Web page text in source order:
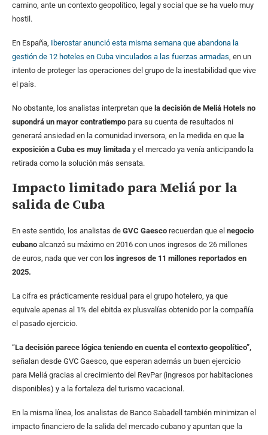
camino, ante un contexto geopolítico, legal y social que se ha vuelo muy
hostil.
En España, Iberostar anunció esta misma semana que abandona la
gestión de 12 hoteles en Cuba vinculados a las fuerzas armadas, en un
intento de proteger las operaciones del grupo de la inestabilidad que vive
el país.
No obstante, los analistas interpretan que la decisión de Meliá Hotels no
supondrá un mayor contratiempo para su cuenta de resultados ni
generará ansiedad en la comunidad inversora, en la medida en que la
exposición a Cuba es muy limitada y el mercado ya venía anticipando la
retirada como la solución más sensata.
Impacto limitado para Meliá por la
salida de Cuba
En este sentido, los analistas de GVC Gaesco recuerdan que el negocio
cubano alcanzó su máximo en 2016 con unos ingresos de 26 millones
de euros, nada que ver con los ingresos de 11 millones reportados en
2025.
La cifra es prácticamente residual para el grupo hotelero, ya que
equivale apenas al 1% del ebitda ex plusvalías obtenido por la compañía
el pasado ejercicio.
“La decisión parece lógica teniendo en cuenta el contexto geopolítico”,
señalan desde GVC Gaesco, que esperan además un buen ejercicio
para Meliá gracias al crecimiento del RevPar (ingresos por habitaciones
disponibles) y a la fortaleza del turismo vacacional.
En la misma línea, los analistas de Banco Sabadell también minimizan el
impacto financiero de la salida del mercado cubano y apuntan que la